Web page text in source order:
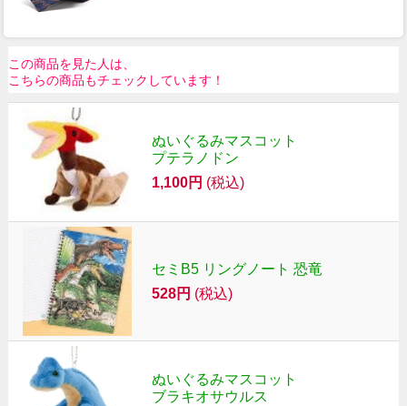
この商品を見た人は、
こちらの商品もチェックしています！
ぬいぐるみマスコット
プテラノドン
1,100円 (税込)
セミB5 リングノート 恐竜
528円 (税込)
ぬいぐるみマスコット
ブラキオサウルス